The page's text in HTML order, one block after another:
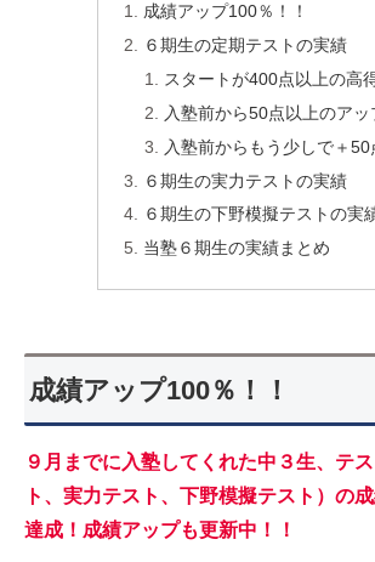
成績アップ100％！！
６期生の定期テストの実績
スタートが400点以上の高
入塾前から50点以上のアッ
入塾前からもう少しで＋50
６期生の実力テストの実績
６期生の下野模擬テストの実
当塾６期生の実績まとめ
成績アップ100％！！
９月までに入塾してくれた中３生、テ
ト、実力テスト、下野模擬テスト）の
達成！ 成績アップも更新中！！